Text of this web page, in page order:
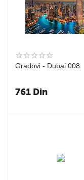
Gradovi - Dubai 008
761 Din